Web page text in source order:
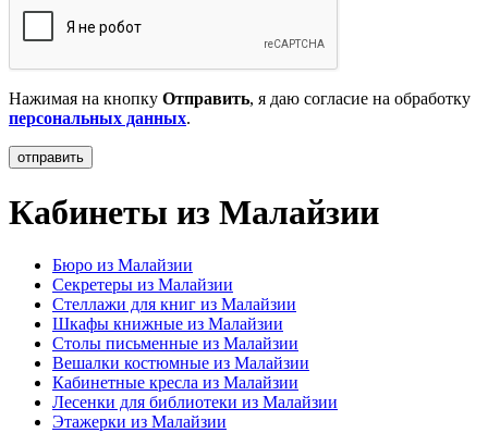
Нажимая на кнопку Отправить, я даю согласие на обработку
персональных данных.
Кабинеты из Малайзии
Бюро из Малайзии
Секретеры из Малайзии
Стеллажи для книг из Малайзии
Шкафы книжные из Малайзии
Столы письменные из Малайзии
Вешалки костюмные из Малайзии
Кабинетные кресла из Малайзии
Лесенки для библиотеки из Малайзии
Этажерки из Малайзии